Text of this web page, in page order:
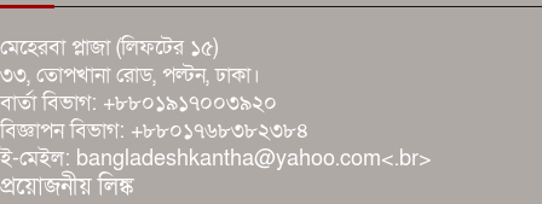
মেহেরবা প্লাজা (লিফটের ১৫)
৩৩, তোপখানা রোড, পল্টন, ঢাকা।
বার্তা বিভাগ: +৮৮০১৯১৭০০৩৯২০
বিজ্ঞাপন বিভাগ: +৮৮০১৭৬৮৩৮২৩৮৪
ই-মেইল: bangladeshkantha@yahoo.com<.br>
প্রয়োজনীয় লিঙ্ক